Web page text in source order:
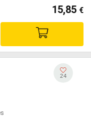
15,85 €
24